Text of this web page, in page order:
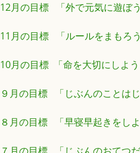
12月の目標 「外で元気に遊ぼう
11月の目標 「ルールをまもろう
10月の目標 「命を大切にしよう
９月の目標 「じぶんのことは
８月の目標 「早寝早起きをしよ